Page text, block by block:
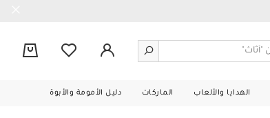
الهدايا والألعاب الماركات دليل الأمومة والأبوة